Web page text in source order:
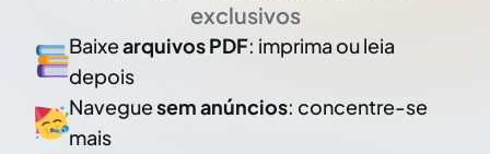
exclusivos
Baixearquivos PDF: imprima ou leia
depois
Naveguesem anúncios: concentre-se
mais